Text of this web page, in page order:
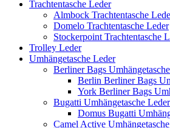
Trachtentasche Leder
Almbock Trachtentasche
Domelo Trachtentasche Leder
Stockerpoint Trachtentasche
Trolley Leder
Umhängetasche Leder
Berliner Bags
Berlin Berliner Bags
York Berliner Bags
Bugatti Umhängetasche Leder
Domus Bugatti
Camel Active